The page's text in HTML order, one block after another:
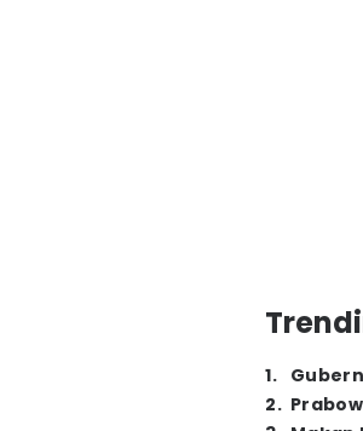
1.
2.